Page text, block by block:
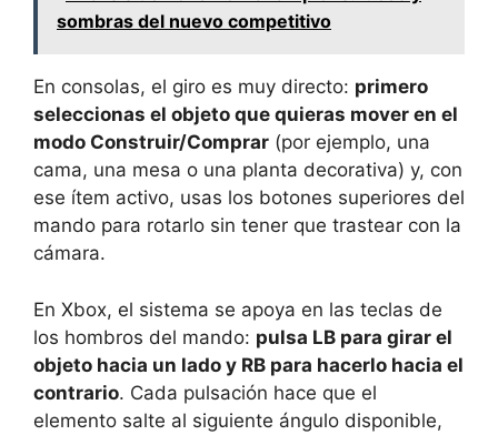
sombras del nuevo competitivo
En consolas, el giro es muy directo: primero
seleccionas el objeto que quieras mover en el
modo Construir/Comprar (por ejemplo, una
cama, una mesa o una planta decorativa) y, con
ese ítem activo, usas los botones superiores del
mando para rotarlo sin tener que trastear con la
cámara.
En Xbox, el sistema se apoya en las teclas de
los hombros del mando: pulsa LB para girar el
objeto hacia un lado y RB para hacerlo hacia el
contrario. Cada pulsación hace que el
elemento salte al siguiente ángulo disponible,